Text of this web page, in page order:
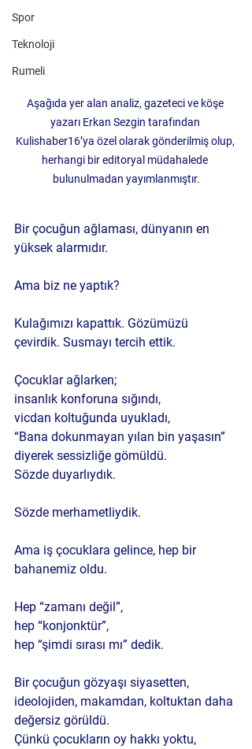
Spor
Teknoloji
Rumeli
Aşağıda yer alan analiz, gazeteci ve köşe
yazarı Erkan Sezgin tarafından
Kulishaber16’ya özel olarak gönderilmiş olup,
herhangi bir editoryal müdahalede
bulunulmadan yayımlanmıştır.
Bir çocuğun ağlaması, dünyanın en
yüksek alarmıdır.
Ama biz ne yaptık?
Kulağımızı kapattık. Gözümüzü
çevirdik. Susmayı tercih ettik.
Çocuklar ağlarken;
insanlık konforuna sığındı,
vicdan koltuğunda uyukladı,
“Bana dokunmayan yılan bin yaşasın”
diyerek sessizliğe gömüldü.
Sözde duyarlıydık.
Sözde merhametliydik.
Ama iş çocuklara gelince, hep bir
bahanemiz oldu.
Hep “zamanı değil”,
hep “konjonktür”,
hep “şimdi sırası mı” dedik.
Bir çocuğun gözyaşı siyasetten,
ideolojiden, makamdan, koltuktan daha
değersiz görüldü.
Çünkü çocukların oy hakkı yoktu,